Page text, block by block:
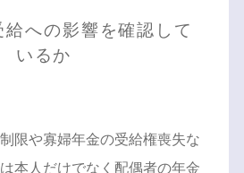
給への影響を確認して
いるか
限や寡婦年金の受給権喪失な
本人だけでなく配偶者の年金